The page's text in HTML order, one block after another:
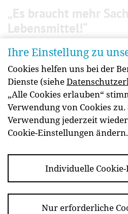
„Es braucht mehr
Lebens­mittel!“
Seit drei Jahren bietet
Fakten zu Lebens­mitteln und
Katharina Koßdorff,
ver­bands der
über Hinter­gründe und
weiterlesen
Barrierefreiheit
Ihre Einstellung zu
Cookies helfen uns bei der
Dienste (siehe
„Alle Cookies erlauben“
Verwendung von Cookies
Verwendung jederzeit
Cookie-Einstellungen ändern.
Individuelle
Nur erforderliche